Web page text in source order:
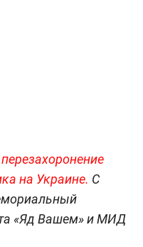
перезахоронение
на Украине. С
«Яд Вашем» и МИД